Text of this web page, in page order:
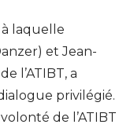
laquelle
et Jean-
l’ATIBT, a
privilégié.
de l’ATIBT